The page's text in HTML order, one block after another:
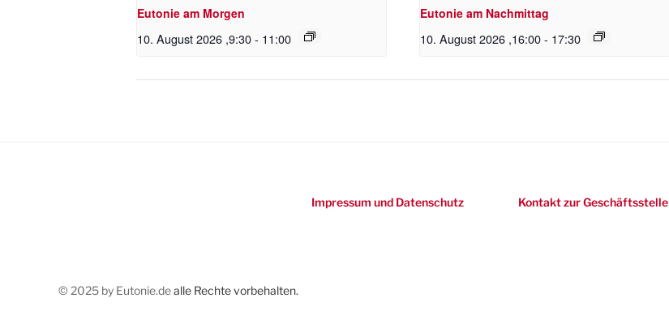
Eutonie am Morgen
10. August 2026 ,9:30- 11:00
Eutonie am Nachmittag
10. August 2026 ,16:00 - 17:30
Impressum und Datenschutz Kontakt zur Geschäftsstelle
© 2025 by Eutonie.dealle Rechte vorbehalten.